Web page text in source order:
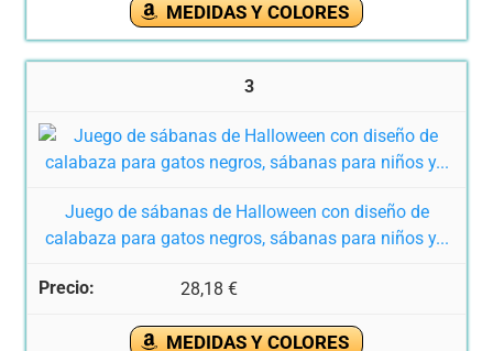
MEDIDAS Y COLORES
3
Juego de sábanas de Halloween con diseño de
calabaza para gatos negros, sábanas para niños y...
28,18 €
MEDIDAS Y COLORES